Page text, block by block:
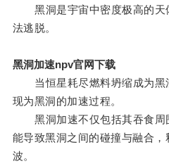
黑洞是宇宙中密度极高的天
法逃脱。
黑洞加速npv官网下载
当恒星耗尽燃料坍缩成为黑
现为黑洞的加速过程。
黑洞加速不仅包括其吞食周
能导致黑洞之间的碰撞与融合
波。